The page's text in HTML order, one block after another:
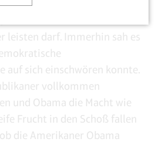
Desaster von McGovern
leisten darf. Immerhin sah es
auf sich einschwören konnte.
vollkommen
und Obama die Macht wie
Frucht in den Schoß fallen
die Amerikaner Obama